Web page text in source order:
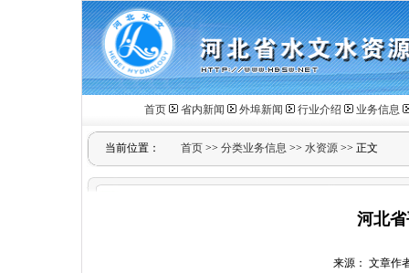
首页 省内新闻 外埠新闻 行业介绍 业务信息
当前位置： 首页 >> 分类业务信息 >> 水资源 >> 正文
河北
来源： 文章作